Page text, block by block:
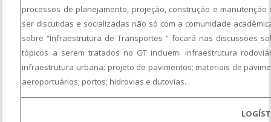
processos de planejamento, projeção, construção e
ser discutidas e socializadas não só com a comunidade
sobre “Infraestrutura de Transportes ” focará nas discussões
tópicos a serem tratados no GT incluem: infraestrutura
infraestrutura urbana; projeto de pavimentos; materiais de
aeroportuários; portos; hidrovias e dutovias.